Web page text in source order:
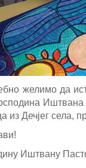
желимо да
из Дечјег села,
Иштвану